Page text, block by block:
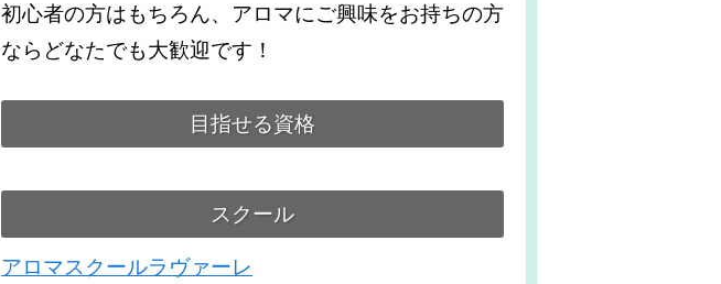
初心者の方はもちろん、アロマにご興味をお持ちの方
ならどなたでも大歓迎です！
目指せる資格
スクール
アロマスクールラヴァーレ